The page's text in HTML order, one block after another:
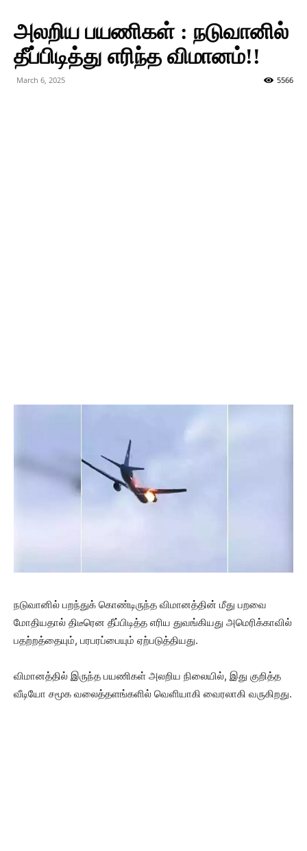
அலறிய பயணிகள் : நடுவானில்
தீப்பிடித்து எரிந்த விமானம்!!
March 6, 2025 5566
நடுவானில் பறந்துக் கொண்டிருந்த விமானத்தின் மீது பறவை
மோதியதால் திடீரென தீப்பிடித்த எரிய துவங்கியது அமெரிக்காவில்
பதற்றத்தையும், பரபரப்பையும் ஏற்படுத்தியது.
விமானத்தில் இருந்த பயணிகள் அலறிய நிலையில், இது குறித்த
வீடியோ சமூக வலைத்தளங்களில் வெளியாகி வைரலாகி வருகிறது.